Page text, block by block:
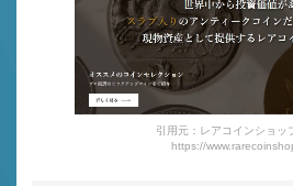
引用元：レアコインショッ
https://